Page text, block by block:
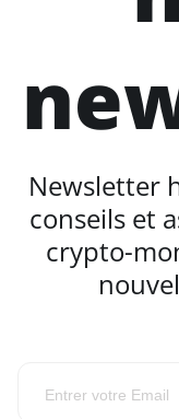
Newsletter
conseils et
crypto-